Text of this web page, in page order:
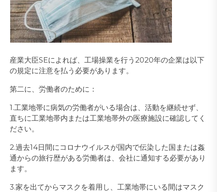
産業大臣SEによれば、工場操業を行う2020年の企業は以下
の規定に注意を払う必要があります。
第二に、労働者のために：
1.工業地帯に病気の労働者がいる場合は、活動を継続せず、
直ちに工業地帯内または工業地帯外の医療施設に確認してく
ださい。
2.過去14日間にコロナウイルスが国内で伝染した国または姦
通からの旅行歴がある労働者は、会社に通知する必要があり
ます。
3.家を出てからマスクを着用し、工業地帯にいる間はマスク